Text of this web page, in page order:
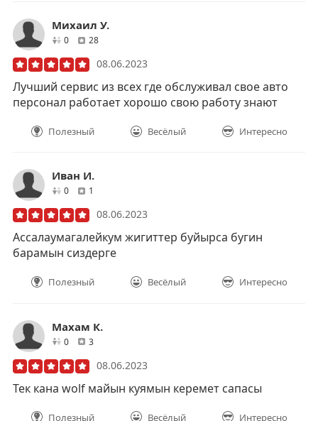
Михаил У.
0друзей
28отзывов
08.06.2023
Лучший сервис из всех где обслуживал свое авто
персонал работает хорошо свою работу знают
Полезный Весёлый Интересно
Иван И.
0друзей1
08.06.2023
Ассалаумагалейкум жигиттер буйырса бугин
барамын сиздерге
Полезный Весёлый Интересно
Махам К.
0друзей
3отзывов
08.06.2023
Тек кана wolf майын куямын керемет сапасы
Полезный Весёлый Интересно